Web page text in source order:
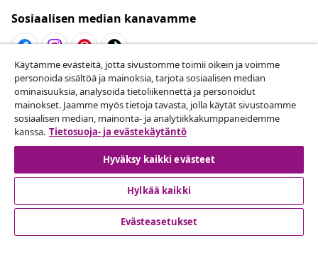
Sosiaalisen median kanavamme
Peruuta tilaus
Lähetä tilauksen peruutuspyyntö.
Peruuta tilaus
Asiakaspalvelu
Käytämme evästeitä, jotta sivustomme toimii oikein ja voimme
personoida sisältöä ja mainoksia, tarjota sosiaalisen median
ominaisuuksia, analysoida tietoliikennettä ja personoidut
mainokset. Jaamme myös tietoja tavasta, jolla käytät sivustoamme
sosiaalisen median, mainonta- ja analytiikkakumppaneidemme
kanssa. Tietosuoja- ja evästekäytäntö
Hyväksy kaikki evästeet
Hylkää kaikki
Evästeasetukset